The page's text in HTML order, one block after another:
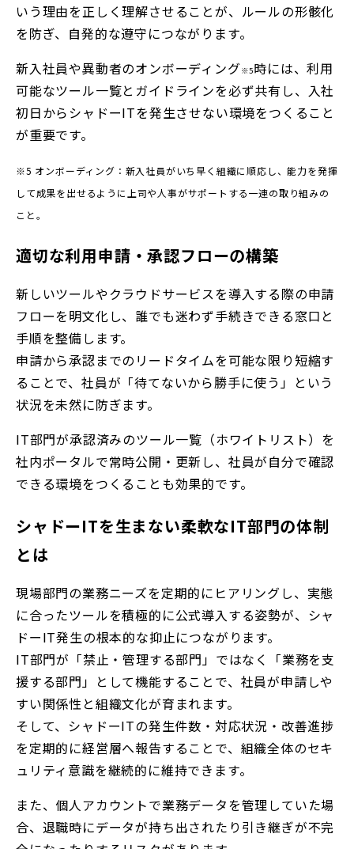
いう理由を正しく理解させることが、ルールの形骸化
を防ぎ、自発的な遵守につながります。
新入社員や異動者のオンボーディング※5時には、利用
可能なツール一覧とガイドラインを必ず共有し、入社
初日からシャドーITを発生させない環境をつくること
が重要です。
※5 オンボーディング：新入社員がいち早く組織に順応し、能力を発揮
して成果を出せるように上司や人事がサポートする一連の取り組みの
こと。
適切な利用申請・承認フローの構築
新しいツールやクラウドサービスを導入する際の申請
フローを明文化し、誰でも迷わず手続きできる窓口と
手順を整備します。
申請から承認までのリードタイムを可能な限り短縮す
ることで、社員が「待てないから勝手に使う」という
状況を未然に防ぎます。
IT部門が承認済みのツール一覧（ホワイトリスト）を
社内ポータルで常時公開・更新し、社員が自分で確認
できる環境をつくることも効果的です。
シャドーITを生まない柔軟なIT部門の体制
とは
現場部門の業務ニーズを定期的にヒアリングし、実態
に合ったツールを積極的に公式導入する姿勢が、シャ
ドーIT発生の根本的な抑止につながります。
IT部門が「禁止・管理する部門」ではなく「業務を支
援する部門」として機能することで、社員が申請しや
すい関係性と組織文化が育まれます。
そして、シャドーITの発生件数・対応状況・改善進捗
を定期的に経営層へ報告することで、組織全体のセキ
ュリティ意識を継続的に維持できます。
また、個人アカウントで業務データを管理していた場
合、退職時にデータが持ち出されたり引き継ぎが不完